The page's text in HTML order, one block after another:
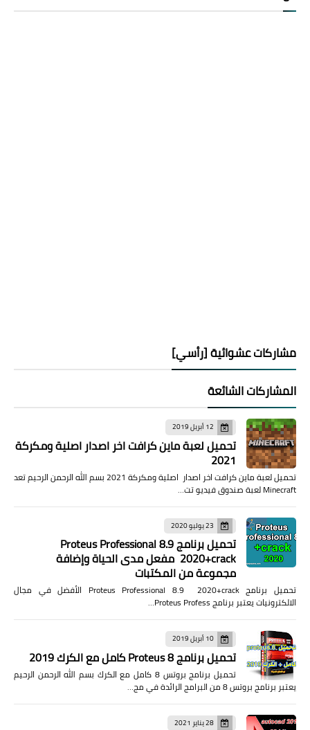
مشاركات عشوائية [رأسي]
المشاركات الشائعة
12 أبريل 2019
تحميل لعبة ماين كرافت اخر اصدار اصلية ومكركة
2021
تحميل لعبة ماين كرافت اخر اصدار اصلية ومكركة 2021 بسم الله الرحمن الرحيم تعد
Minecraft لعبة صندوق فيديو تت…
23 يوليو 2020
تحميل برنامج Proteus Professional 8.9
2020+crack مفعل مدى الحياة وإضافة
مجموعة من المكتبات
تحميل برنامج Proteus Professional 8.9 2020+crack الأفضل في مجال
الالكترونيات يعتبر برنامج Proteus Profess…
10 أبريل 2019
تحميل برنامج Proteus 8 كامل مع الكرك 2019
تحميل برنامج بروتس 8 كامل مع الكرك بسم الله الرحمن الرحيم
يعتبر برنامج بروتس 8 من البرامج الرائدة في مج…
28 يناير 2021